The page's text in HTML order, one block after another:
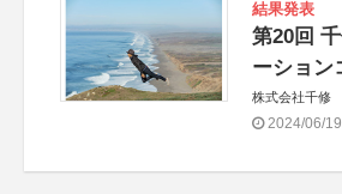
結果発表
第20回
ーション
株式会社千修
2024/06/